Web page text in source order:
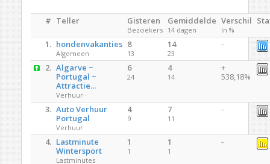
# Teller Gisteren
Bezoekers
Gemiddelde
14 dagen
Verschil
In %
1. hondenvakanties
Algemeen
8
13
14
23
-
2. Algarve ~
Portugal ~
Attractie...
Verhuur
6
24
4
14
+
538,18%
3. Auto Verhuur
Portugal
Verhuur
4
9
7
11
-
4. Lastminute
Wintersport
Lastminutes
1
1
1
1
-